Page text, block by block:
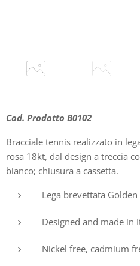
Cod. Prodotto B0102
Bracciale tennis realizzato in
rosa 18kt, dal design a treccia
bianco; chiusura a cassetta.
Lega brevettata Golden
Designed and made in
Nickel free, cadmium